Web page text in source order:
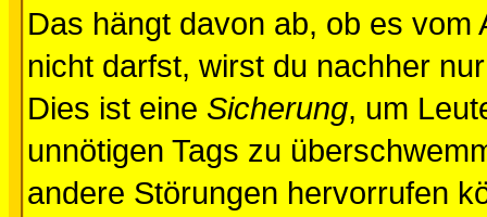
Das hängt davon ab, ob es
nicht darfst, wirst du nachher
Dies ist eine Sicherung, um
unnötigen Tags zu
andere Störungen hervorrufen